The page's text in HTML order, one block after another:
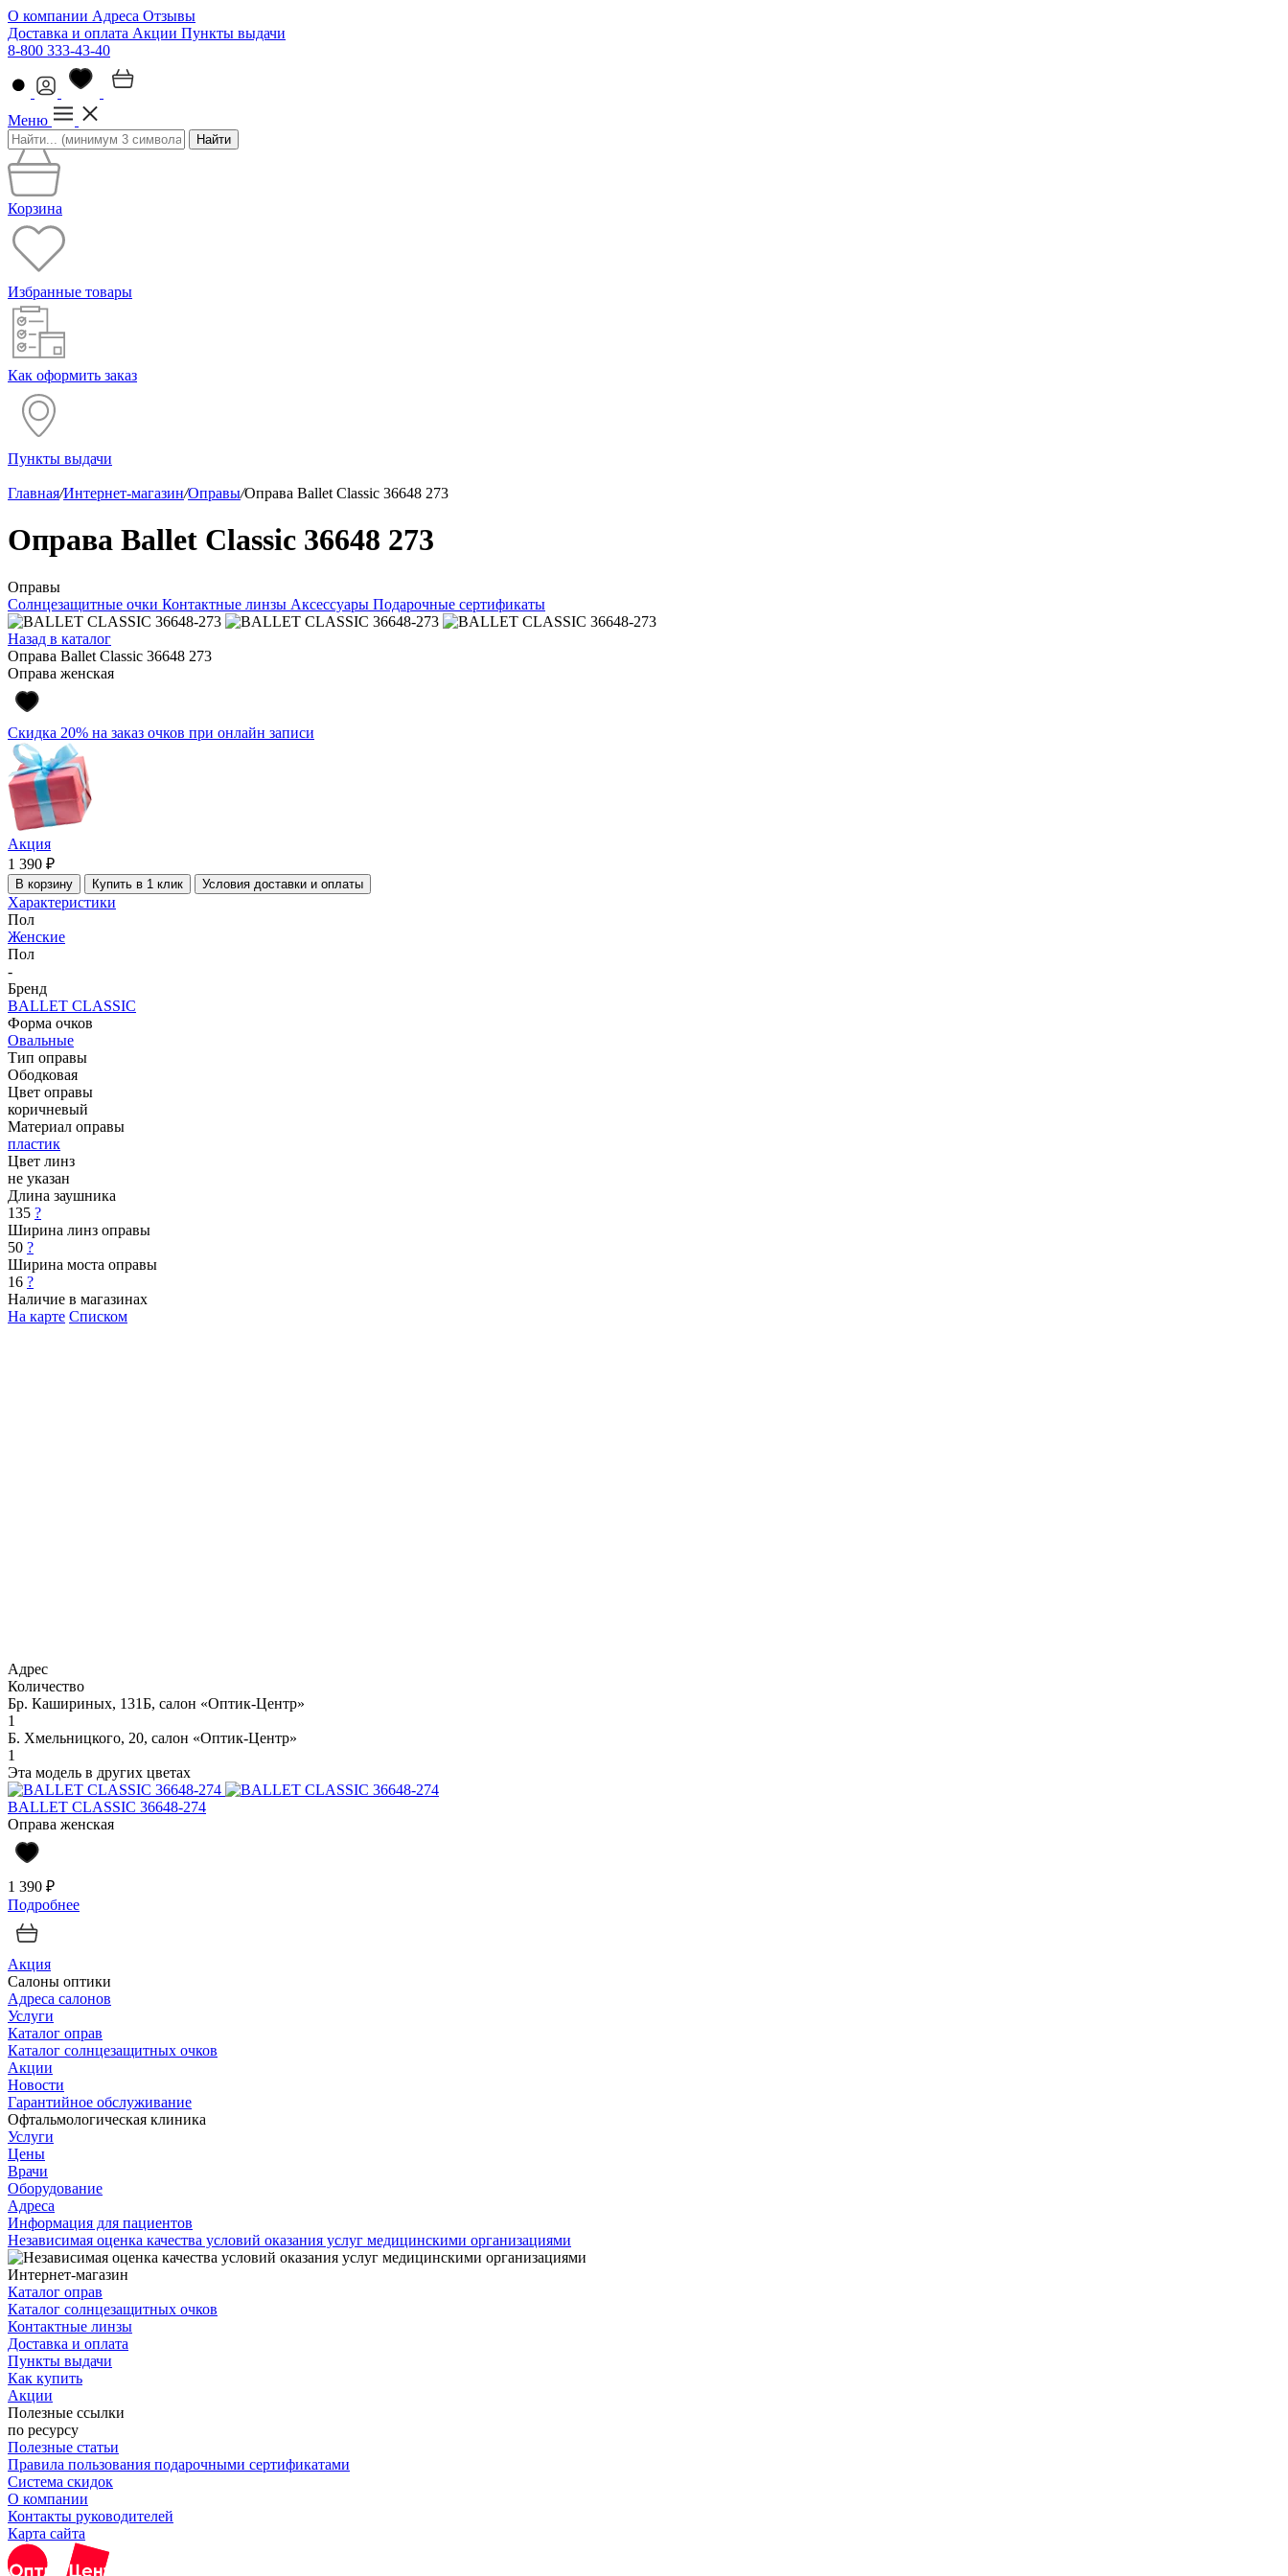
О компании Адреса Отзывы
Доставка и оплата Акции Пункты выдачи
8-800 333-43-40
Меню
Найти
Корзина
Избранные товары
Как оформить заказ
Пункты выдачи
Главная/Интернет-магазин/Оправы/Оправа Ballet Classic 36648 273
Оправа Ballet Classic 36648 273
Оправы
Солнцезащитные очки Контактные линзы Аксессуары Подарочные сертификаты
Назад в каталог
Оправа Ballet Classic 36648 273
Оправа женская
Скидка 20% на заказ очков при онлайн записи
Акция
1 390 ₽
В корзину Купить в 1 клик Условия доставки и оплаты
Характеристики
Пол
Женские
Пол
-
Бренд
BALLET CLASSIC
Форма очков
Овальные
Тип оправы
Ободковая
Цвет оправы
коричневый
Материал оправы
пластик
Цвет линз
не указан
Длина заушника
135 ?
Ширина линз оправы
50 ?
Ширина моста оправы
16 ?
Наличие в магазинах
На карте Списком
Адрес
Количество
Бр. Кашириных, 131Б, салон «Оптик-Центр»
1
Б. Хмельницкого, 20, салон «Оптик-Центр»
1
Эта модель в других цветах
BALLET CLASSIC 36648-274
Оправа женская
1 390 ₽
Подробнее
Акция
Салоны оптики
Адреса салонов
Услуги
Каталог оправ
Каталог солнцезащитных очков
Акции
Новости
Гарантийное обслуживание
Офтальмологическая клиника
Услуги
Цены
Врачи
Оборудование
Адреса
Информация для пациентов
Независимая оценка качества условий оказания услуг медицинскими организациями
Интернет-магазин
Каталог оправ
Каталог солнцезащитных очков
Контактные линзы
Доставка и оплата
Пункты выдачи
Как купить
Акции
Полезные ссылки
по ресурсу
Полезные статьи
Правила пользования подарочными сертификатами
Система скидок
О компании
Контакты руководителей
Карта сайта